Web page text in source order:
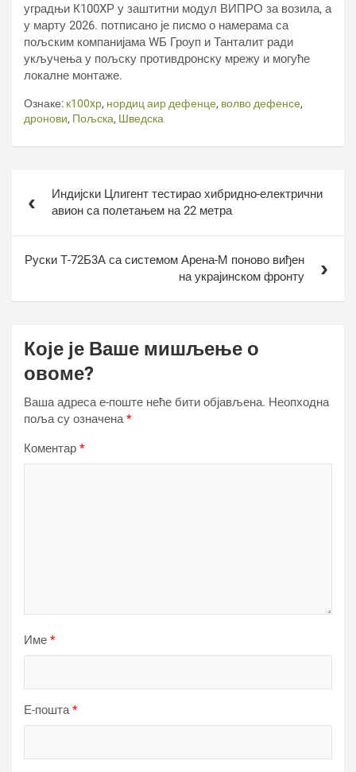
уградњи К100XР у заштитни модул ВИПРО за возила, а
у марту 2026. потписано је писмо о намерама са
пољским компанијама WБ Гроуп и Танталит ради
укључења у пољску противдронску мрежу и могуће
локалне монтаже.
Ознаке: к100xр, нордиц аир дефенце, волво дефенсе,
дронови, Пољска, Шведска
чланкаИндијски Цлигент тестирао хибридно-електрични
авион са полетањем на 22 метра
Руски Т-72Б3А са системом Арена-М поново виђен
на украјинском фронту
Које је Ваше мишљење о
овоме?
Ваша адреса е-поште неће бити објављена. Неопходна
поља су означена*
Коментар *
Име *
Е-пошта*